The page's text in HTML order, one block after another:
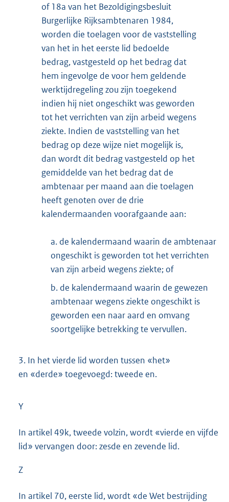
of 18a van het Bezoldigingsbesluit
Burgerlijke Rijksambtenaren 1984,
worden die toelagen voor de vaststelling
van het in het eerste lid bedoelde
bedrag, vastgesteld op het bedrag dat
hem ingevolge de voor hem geldende
werktijdregeling zou zijn toegekend
indien hij niet ongeschikt was geworden
tot het verrichten van zijn arbeid wegens
ziekte. Indien de vaststelling van het
bedrag op deze wijze niet mogelijk is,
dan wordt dit bedrag vastgesteld op het
gemiddelde van het bedrag dat de
ambtenaar per maand aan die toelagen
heeft genoten over de drie
kalendermaanden voorafgaande aan:
a. de kalendermaand waarin de ambtenaar
ongeschikt is geworden tot het verrichten
van zijn arbeid wegens ziekte; of
b. de kalendermaand waarin de gewezen
ambtenaar wegens ziekte ongeschikt is
geworden een naar aard en omvang
soortgelijke betrekking te vervullen.
3. In het vierde lid worden tussen «het»
en «derde» toegevoegd: tweede en.
Y
In artikel 49k, tweede volzin, wordt «vierde en vijfde
lid» vervangen door: zesde en zevende lid.
Z
In artikel 70, eerste lid, wordt «de Wet bestrijding